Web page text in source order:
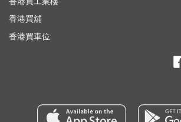
香港買舖
香港買車位